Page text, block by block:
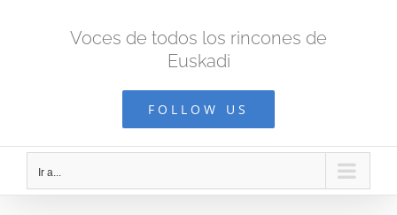
Voces de todos los rincones de
Euskadi
FOLLOW US
Ir a...